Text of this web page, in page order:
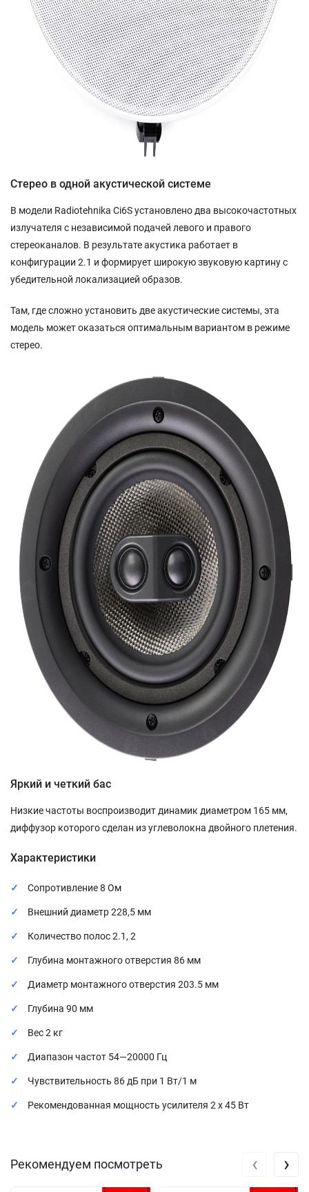
Стерео в одной акустической системе
В модели Radiotehnika Ci6S установлено два высокочастотных
излучателя с независимой подачей левого и правого
стереоканалов. В результате акустика работает в
конфигурации 2.1 и формирует широкую звуковую картину с
убедительной локализацией образов.
Там, где сложно установить две акустические системы, эта
модель может оказаться оптимальным вариантом в режиме
стерео.
Яркий и четкий бас
Низкие частоты воспроизводит динамик диаметром 165 мм,
диффузор которого сделан из углеволокна двойного плетения.
Характеристики
Сопротивление 8 Ом
Внешний диаметр 228,5 мм
Количество полос 2.1, 2
Глубина монтажного отверстия 86 мм
Диаметр монтажного отверстия 203.5 мм
Глубина 90 мм
Вес 2 кг
Диапазон частот 54—20000 Гц
Чувствительность 86 дБ при 1 Вт/1 м
Рекомендованная мощность усилителя 2 х 45 Вт
Рекомендуем посмотреть ‹ ›